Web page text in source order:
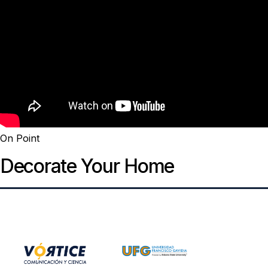
On Point
Decorate Your Home